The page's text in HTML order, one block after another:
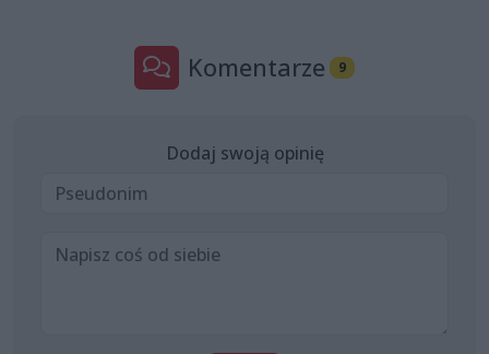
Komentarze 9
Dodaj swoją opinię